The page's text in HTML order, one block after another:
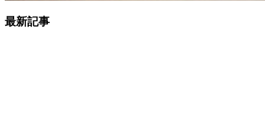
最新記事